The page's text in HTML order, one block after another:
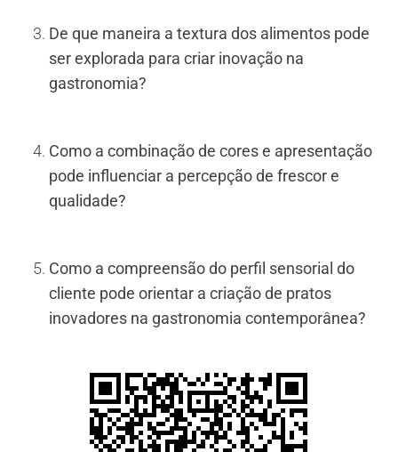
De que maneira a textura dos alimentos pode
ser explorada para criar inovação na
gastronomia?
Como a combinação de cores e apresentação
pode influenciar a percepção de frescor e
qualidade?
Como a compreensão do perfil sensorial do
cliente pode orientar a criação de pratos
inovadores na gastronomia contemporânea?